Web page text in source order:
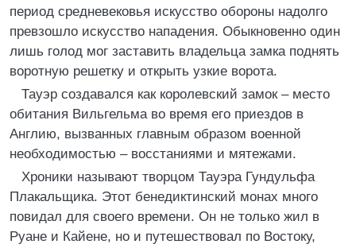
период средневековья искусство обороны надолго
превзошло искусство нападения. Обыкновенно один
лишь голод мог заставить владельца замка поднять
воротную решетку и открыть узкие ворота.
Тауэр создавался как королевский замок – место
обитания Вильгельма во время его приездов в
Англию, вызванных главным образом военной
необходимостью – восстаниями и мятежами.
Хроники называют творцом Тауэра Гундульфа
Плакальщика. Этот бенедиктинский монах много
повидал для своего времени. Он не только жил в
Руане и Кайене, но и путешествовал по Востоку,